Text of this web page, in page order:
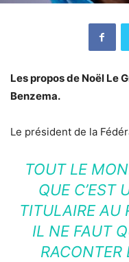
Les propos de Noël Le
Benzema.
Le président de la
TOUT LE
QUE C’EST
TITULAIRE AU
IL NE FAUT
RACONTER